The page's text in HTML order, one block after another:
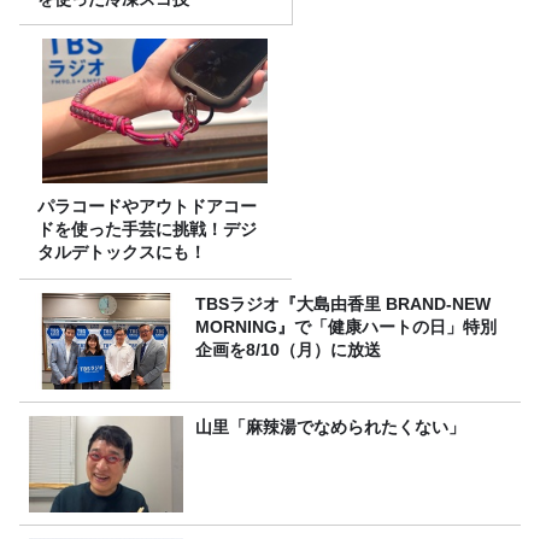
パラコードやアウトドアコー
ドを使った手芸に挑戦！デジ
タルデトックスにも！
TBSラジオ『大島由香里 BRAND-NEW
MORNING』で「健康ハートの日」特別
企画を8/10（月）に放送
山里「麻辣湯でなめられたくない」